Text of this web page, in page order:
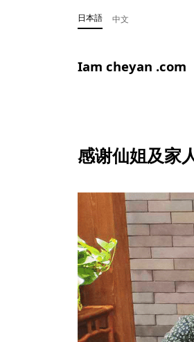
日本語 中文
Iam cheyan .com
感谢仙姐及家